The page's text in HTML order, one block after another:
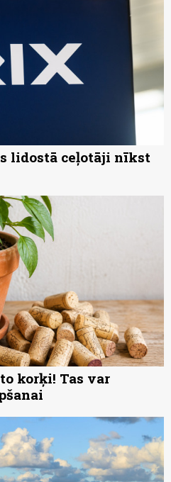
lidostā ceļotāji nīkst
korķi! Tas var